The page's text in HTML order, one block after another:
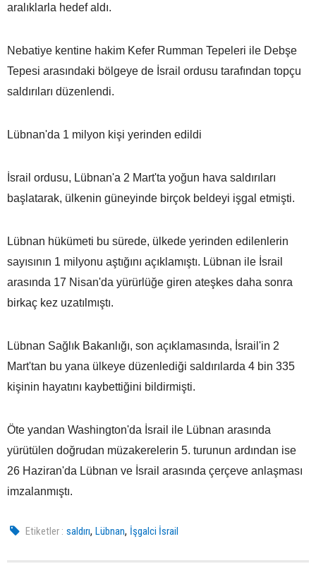
aralıklarla hedef aldı.
Nebatiye kentine hakim Kefer Rumman Tepeleri ile Debşe
Tepesi arasındaki bölgeye de İsrail ordusu tarafından topçu
saldırıları düzenlendi.
Lübnan'da 1 milyon kişi yerinden edildi
İsrail ordusu, Lübnan'a 2 Mart'ta yoğun hava saldırıları
başlatarak, ülkenin güneyinde birçok beldeyi işgal etmişti.
Lübnan hükümeti bu sürede, ülkede yerinden edilenlerin
sayısının 1 milyonu aştığını açıklamıştı. Lübnan ile İsrail
arasında 17 Nisan'da yürürlüğe giren ateşkes daha sonra
birkaç kez uzatılmıştı.
Lübnan Sağlık Bakanlığı, son açıklamasında, İsrail'in 2
Mart'tan bu yana ülkeye düzenlediği saldırılarda 4 bin 335
kişinin hayatını kaybettiğini bildirmişti.
Öte yandan Washington'da İsrail ile Lübnan arasında
yürütülen doğrudan müzakerelerin 5. turunun ardından ise
26 Haziran'da Lübnan ve İsrail arasında çerçeve anlaşması
imzalanmıştı.
Etiketler : saldırı,Lübnan, İşgalci İsrail